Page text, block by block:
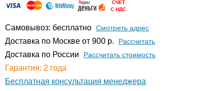
Самовывоз: бесплатно Смотреть адрес
Доставка по Москве от 900 р. Расcчитать
Доставка по России Рассчитать стоимость
Гарантия: 2 года
Бесплатная консультация менеджера